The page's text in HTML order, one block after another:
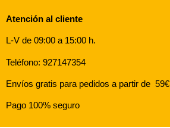
Atención al cliente
L-V de 09:00 a 15:00 h.
Teléfono: 927147354
Envíos gratis para pedidos a partir de 59€
Pago 100% seguro